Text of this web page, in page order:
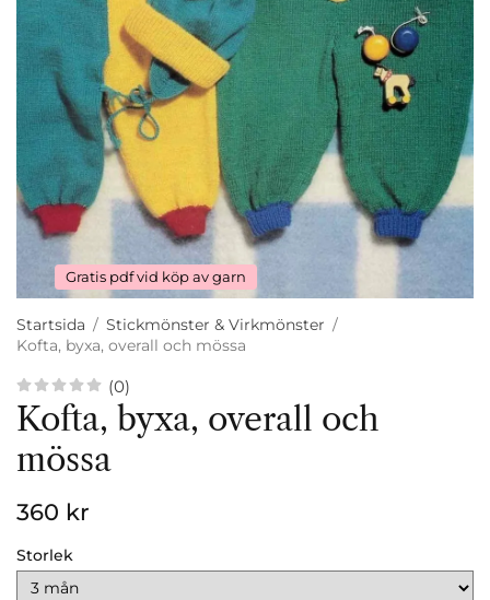
Gratis pdf vid köp av garn
Startsida / Stickmönster & Virkmönster /
Kofta, byxa, overall och mössa
(0)
Kofta, byxa, overall och
mössa
360 kr
Storlek